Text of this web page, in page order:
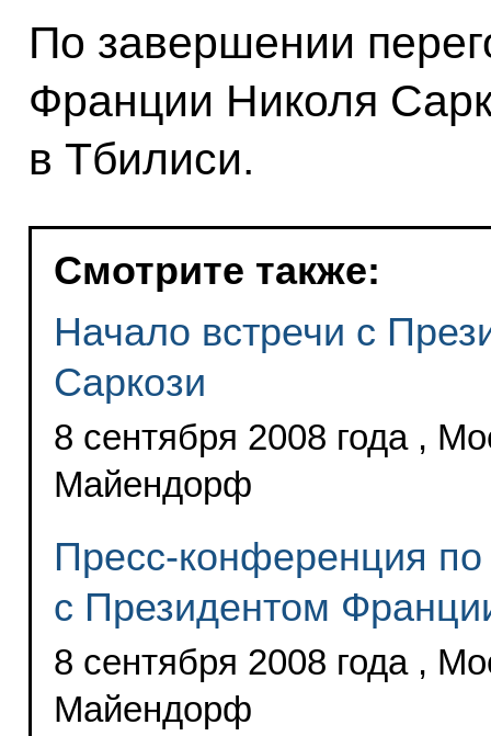
По завершении
Франции Николя
в Тбилиси.
Смотрите также:
Начало встречи с
Саркози
8 сентября 2008 года ,
Майендорф
Пресс-конференция по
с Президентом
8 сентября 2008 года ,
Майендорф